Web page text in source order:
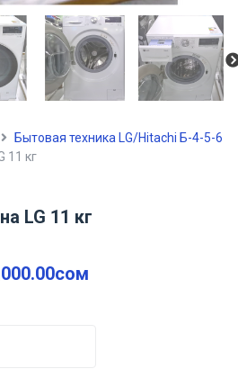
Бытовая техника LG/Hitachi Б-4-5-6
11 кг
LG 11 кг
сом